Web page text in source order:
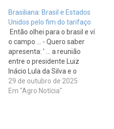
Brasiliana: Brasil e Estados
Unidos pelo fim do tarifaço
Então olhei para o brasil e ví
o campo ... - Quero saber
apresenta: ' ... a reunião
entre o presidente Luiz
Inácio Lula da Silva e o
presidente dos Estados
Unidos, Donald Trump, abre
29 de outubro de 2025
Em "Agro Notícia"